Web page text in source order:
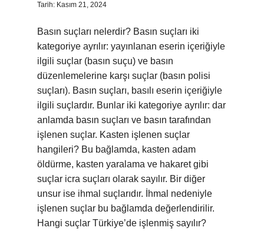
Tarih: Kasım 21, 2024
Basın suçları nelerdir? Basın suçları iki
kategoriye ayrılır: yayınlanan eserin içeriğiyle
ilgili suçlar (basın suçu) ve basın
düzenlemelerine karşı suçlar (basın polisi
suçları). Basın suçları, basılı eserin içeriğiyle
ilgili suçlardır. Bunlar iki kategoriye ayrılır: dar
anlamda basın suçları ve basın tarafından
işlenen suçlar. Kasten işlenen suçlar
hangileri? Bu bağlamda, kasten adam
öldürme, kasten yaralama ve hakaret gibi
suçlar icra suçları olarak sayılır. Bir diğer
unsur ise ihmal suçlarıdır. İhmal nedeniyle
işlenen suçlar bu bağlamda değerlendirilir.
Hangi suçlar Türkiye’de işlenmiş sayılır?